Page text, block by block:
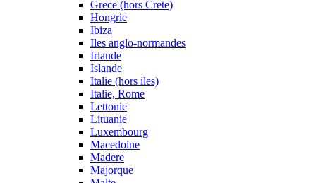
Grece (hors Crete)
Hongrie
Ibiza
Iles anglo-normandes
Irlande
Islande
Italie (hors iles)
Italie, Rome
Lettonie
Lituanie
Luxembourg
Macedoine
Madere
Majorque